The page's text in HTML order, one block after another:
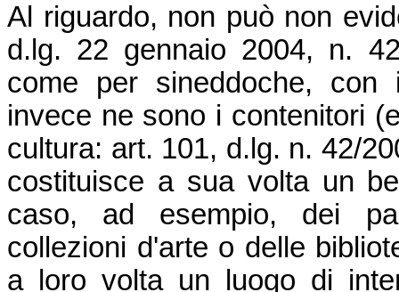
Al riguardo, non può non
d.lg. 22 gennaio 2004, n.
come per sineddoche,
invece ne sono i contenitori
cultura: art. 101, d.lg. n. 42/
costituisce a sua volta un
caso, ad esempio, dei
collezioni d'arte o delle
a loro volta un luogo di